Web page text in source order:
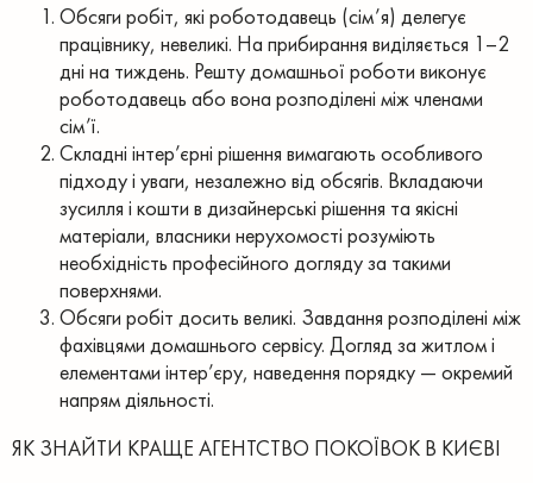
Обсяги робіт, які роботодавець (сім’я) делегує
працівнику, невеликі. На прибирання виділяється 1–2
дні на тиждень. Решту домашньої роботи виконує
роботодавець або вона розподілені між членами
сім’ї.
Складні інтер’єрні рішення вимагають особливого
підходу і уваги, незалежно від обсягів. Вкладаючи
зусилля і кошти в дизайнерські рішення та якісні
матеріали, власники нерухомості розуміють
необхідність професійного догляду за такими
поверхнями.
Обсяги робіт досить великі. Завдання розподілені між
фахівцями домашнього сервісу. Догляд за житлом і
елементами інтер’єру, наведення порядку — окремий
напрям діяльності.
ЯК ЗНАЙТИ КРАЩЕ АГЕНТСТВО ПОКОЇВОК В КИЄВІ